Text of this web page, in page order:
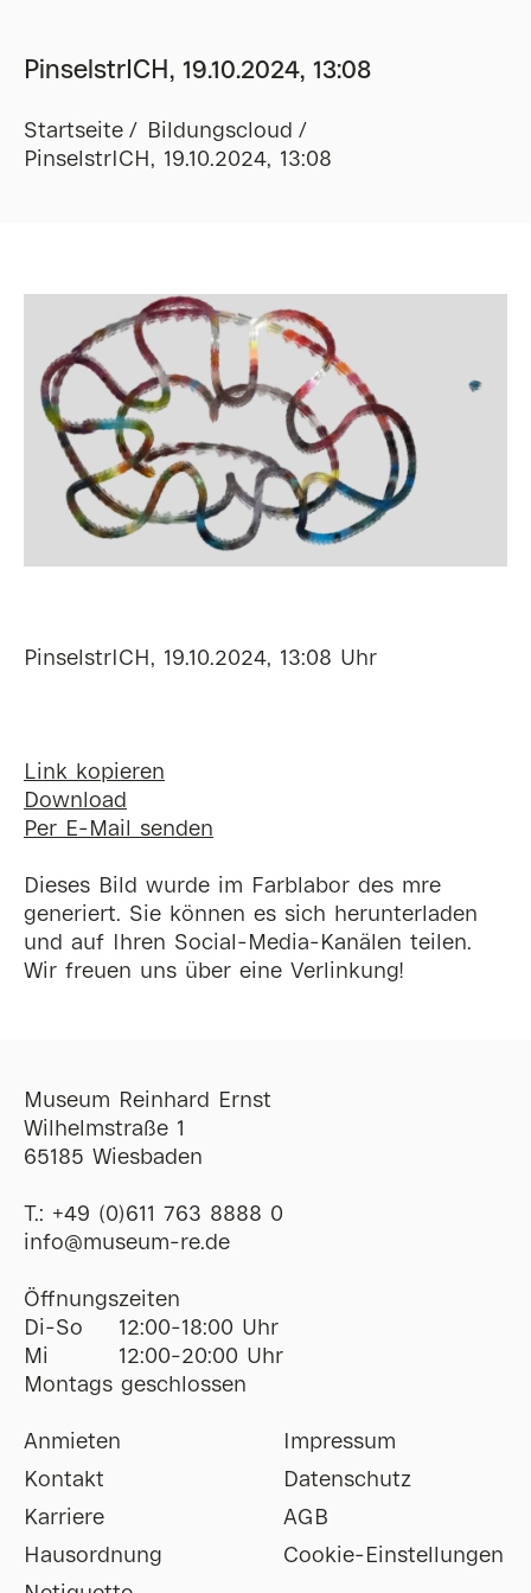
PinselstrICH, 19.10.2024, 13:08
Startseite
Bildungscloud
PinselstrICH, 19.10.2024, 13:08
PinselstrICH, 19.10.2024, 13:08 Uhr
Link kopieren
Download
Per E-Mail senden
Dieses Bild wurde im Farblabor des mre
generiert. Sie können es sich herunterladen
und auf Ihren Social-Media-Kanälen teilen.
Wir freuen uns über eine Verlinkung!
Museum Reinhard Ernst
Wilhelmstraße 1
65185 Wiesbaden
T.: +49 (0)611 763 8888 0
ofni@museum-re de
Öffnungszeiten
Di-So
12:00-18:00 Uhr
Mi
12:00-20:00 Uhr
Montags geschlossen
Anmieten
Kontakt
Karriere
Hausordnung
Impressum
Datenschutz
AGB
Cookie-Einstellungen